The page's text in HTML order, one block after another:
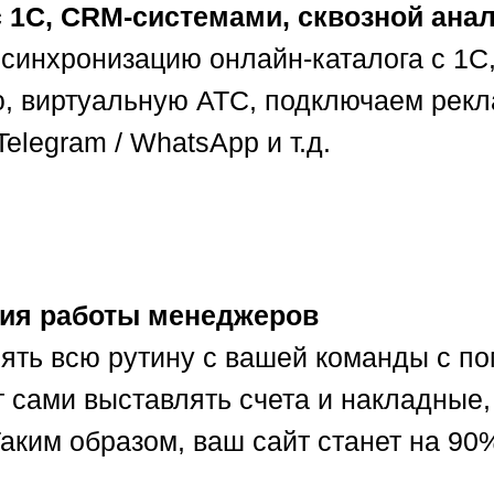
1C, CRM-системами, сквозной
онлайн-каталога с
виртуальную АТС, подключаем
/ WhatsApp и т.д.
работы менеджеров
всю рутину с вашей команды с
сами выставлять счета и
образом, ваш сайт станет на
8 904 9000 390